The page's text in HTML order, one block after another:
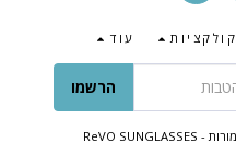
קולקציות עוד
הרשמו
ReVO SUNGLASSES